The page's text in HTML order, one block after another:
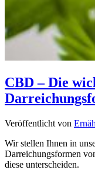
CBD – Die
Veröffentlicht von
Wir stellen Ihnen in
Darreichungsformen
diese unterscheiden.